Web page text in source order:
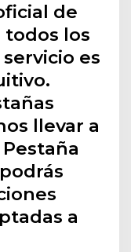
de
todos los
es
llevar a
a